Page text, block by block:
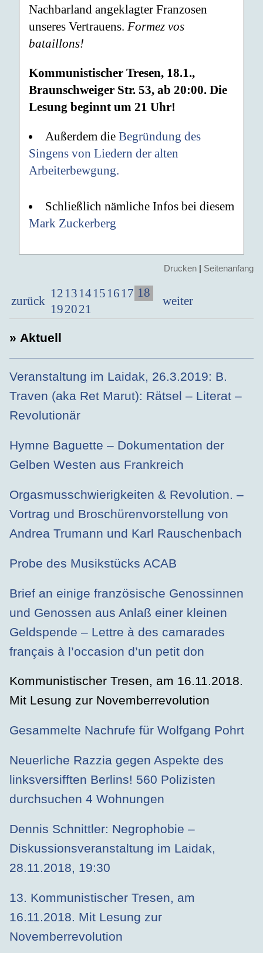
Nachbarland angeklagter Franzosen
unseres Vertrauens. Formez vos
bataillons!
Kommunistischer Tresen, 18.1.,
Braunschweiger Str. 53, ab 20:00. Die
Lesung beginnt um 21 Uhr!
Außerdem die Begründung des
Singens von Liedern der alten
Arbeiterbewgung.
Schließlich nämliche Infos bei diesem
Mark Zuckerberg
Drucken | Seitenanfang
zurück
12 13 1415 16 17 18
192021
weiter
» Aktuell
Veranstaltung im Laidak, 26.3.2019: B.
Traven (aka Ret Marut): Rätsel – Literat –
Revolutionär
Hymne Baguette – Dokumentation der
Gelben Westen aus Frankreich
Orgasmusschwierigkeiten & Revolution. –
Vortrag und Broschürenvorstellung von
Andrea Trumann und Karl Rauschenbach
Probe des Musikstücks ACAB
Brief an einige französische Genossinnen
und Genossen aus Anlaß einer kleinen
Geldspende – Lettre à des camarades
français à l’occasion d’un petit don
Kommunistischer Tresen, am 16.11.2018.
Mit Lesung zur Novemberrevolution
Gesammelte Nachrufe für Wolfgang Pohrt
Neuerliche Razzia gegen Aspekte des
linksversifften Berlins! 560 Polizisten
durchsuchen 4 Wohnungen
Dennis Schnittler: Negrophobie –
Diskussionsveranstaltung im Laidak,
28.11.2018, 19:30
13. Kommunistischer Tresen, am
16.11.2018. Mit Lesung zur
Novemberrevolution